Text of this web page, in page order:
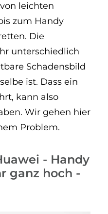
leichten
zum Handy
Die
unterschiedlich
Schadensbild
ist. Dass ein
kann also
Wir gehen hier
Problem.
- Handy
ganz hoch -